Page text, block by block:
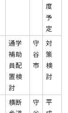
度
予
定
通学
補助
員配
置検
討
守
谷
市
対
策
検
討
横断
守
平